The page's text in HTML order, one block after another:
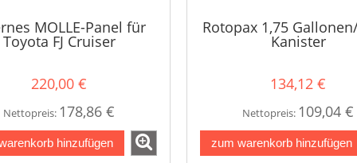
MOLLE-Panel für
Toyota FJ Cruiser
220,00 €
Nettopreis: 178,86 €
hinzufügen
Rotopax 1,75
Kanister
134,12 €
Nettopreis: 109,04 €
zum warenkorb hinzufügen